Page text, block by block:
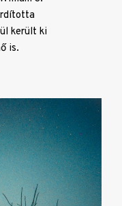
került ki
is.